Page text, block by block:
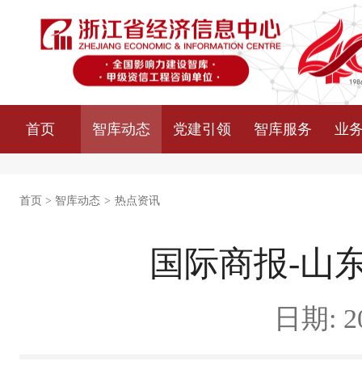
首页 智库动态 党建引领 智库服务 业
首页 > 智库动态 > 热点资讯
国际商报-山
日期: